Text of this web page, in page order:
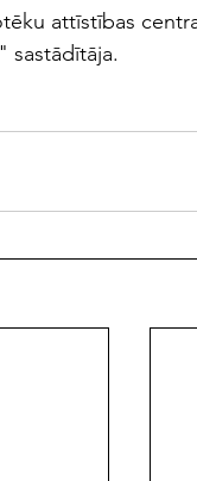
attīstības
sastādītāja.